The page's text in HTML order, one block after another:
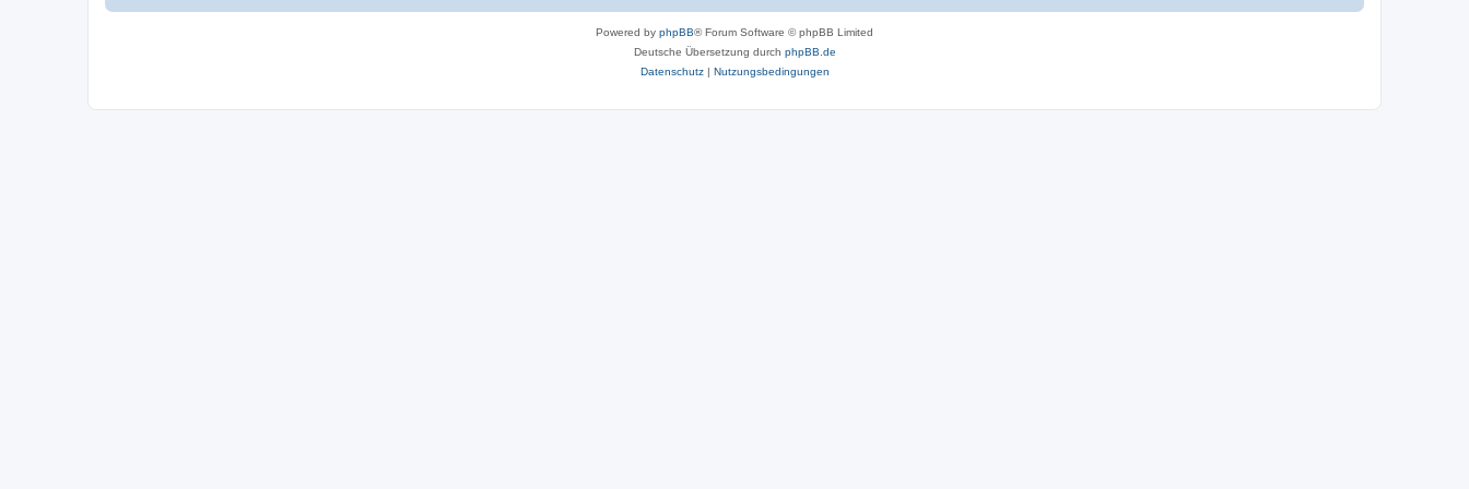
Powered by phpBB® Forum Software © phpBB Limited
Deutsche Übersetzung durch phpBB.de
Datenschutz| Nutzungsbedingungen